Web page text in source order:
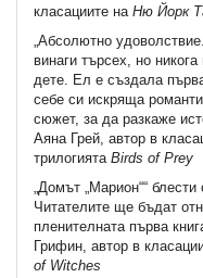
класациите на Ню Йорк
„Абсолютно
винаги търсех, но
дете. Ел е създала
себе си искряща
сюжет, за да разкаже
Аяна Грей, автор в
трилогията Birds of Prey
„Домът „Марион““
Читателите ще бъдат
пленителната първа
Грифин, автор в
of Witches